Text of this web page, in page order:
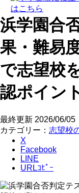
浜学園合
果・難易
で志望校
認ポイン
最終更新 2026/06/05
カテゴリー： 志望校
X
Facebook
LINE
URLｺﾋﾟｰ